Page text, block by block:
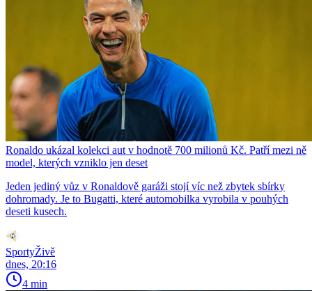
Ronaldo ukázal kolekci aut v hodnotě 700 milionů Kč. Patří mezi ně
model, kterých vzniklo jen deset
Jeden jediný vůz v Ronaldově garáži stojí víc než zbytek sbírky
dohromady. Je to Bugatti, které automobilka vyrobila v pouhých
deseti kusech.
SportyŽivě
dnes, 20:16
4 min